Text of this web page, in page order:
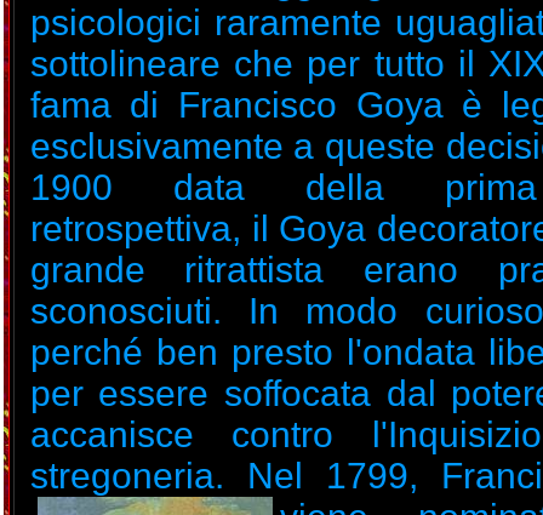
psicologici raramente
sottolineare che per tutto il
fama di Francisco Goya è
esclusivamente a queste
1900 data della
retrospettiva, il Goya
grande ritrattista erano
sconosciuti. In modo
perché ben presto l'ondata
per essere soffocata dal
accanisce contro
stregoneria. Nel 1799,